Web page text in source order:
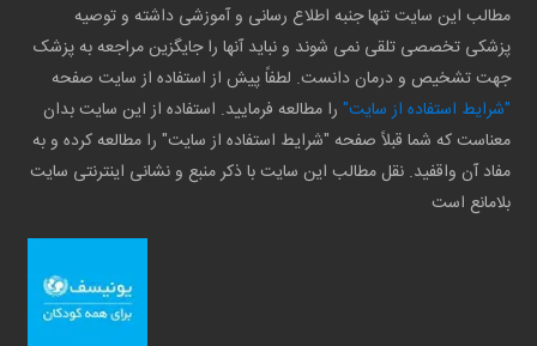
مطالب این سایت تنها جنبه اطلاع رسانی و آموزشی داشته و توصیه
پزشکی تخصصی تلقی نمی شوند و نباید آنها را جایگزین مراجعه به پزشک
جهت تشخیص و درمان دانست. لطفاً پیش از استفاده از سایت صفحه
"شرایط استفاده از سایت" را مطالعه فرمایید. استفاده از این سایت بدان
معناست که شما قبلاً صفحه "شرایط استفاده از سایت" را مطالعه کرده و به
مفاد آن واقفید. نقل مطالب این سایت با ذکر منبع و نشانی اینترنتی سایت
بلامانع است